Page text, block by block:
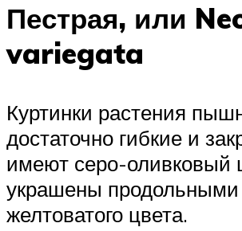
Пестрая, или
variegata
Куртинки растения
достаточно гибкие и
имеют серо-оливковый
украшены продольными
желтоватого цвета.